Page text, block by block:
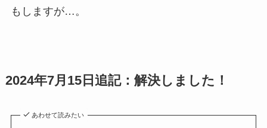
もしますが…。
2024年7月15日追記：解決しました！
あわせて読みたい